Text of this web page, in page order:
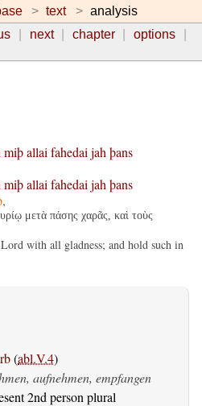
text
analysis
next chapter
options
miþallai fahedai jah þans
miþallai fahedai jah þans
,
μετὰ πάσης χαρᾶς, καὶ τοὺς
with all gladness; and hold such in
(abl.V.4)
aufnehmen, empfangen
2nd person plural